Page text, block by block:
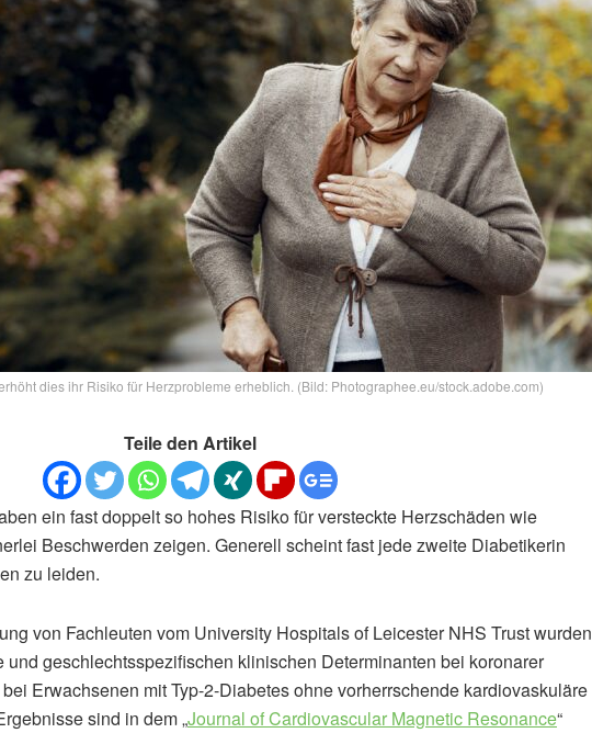
dies ihr Risiko für Herzprobleme erheblich. (Bild: Photographee.eu/stock.adobe.com)
Teile den Artikel
ein fast doppelt so hohes Risiko für versteckte Herzschäden wie
Beschwerden zeigen. Generell scheint fast jede zweite Diabetikerin
zu leiden.
von Fachleuten vom University Hospitals of Leicester NHS Trust wurden
geschlechtsspezifischen klinischen Determinanten bei koronarer
Erwachsenen mit Typ-2-Diabetes ohne vorherrschende kardiovaskuläre
sind in dem „Journal of Cardiovascular Magnetic Resonance“